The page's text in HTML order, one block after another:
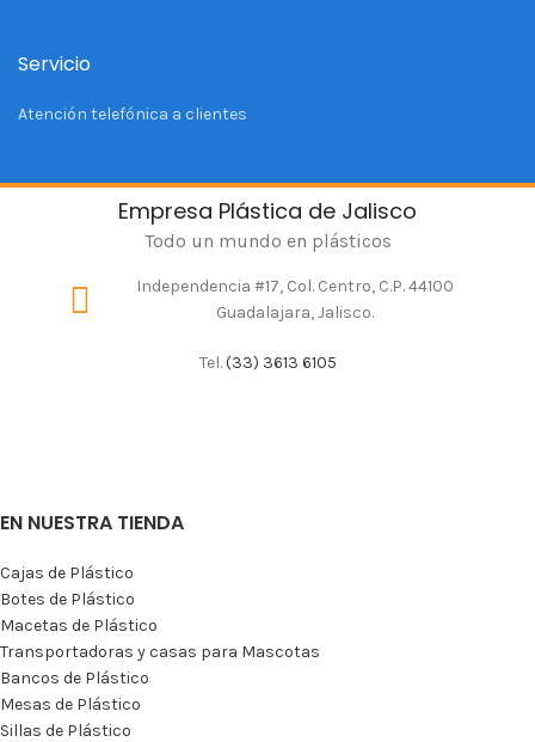
Servicio
Atención telefónica a clientes
Empresa Plástica de Jalisco
Todo un mundo en plásticos
Independencia #17, Col. Centro, C.P. 44100
Guadalajara, Jalisco.
Tel.(33) 3613 6105
EN NUESTRA TIENDA
Cajas de Plástico
Botes de Plástico
Macetas de Plástico
Transportadoras y casas para Mascotas
Bancos de Plástico
Mesas de Plástico
Sillas de Plástico